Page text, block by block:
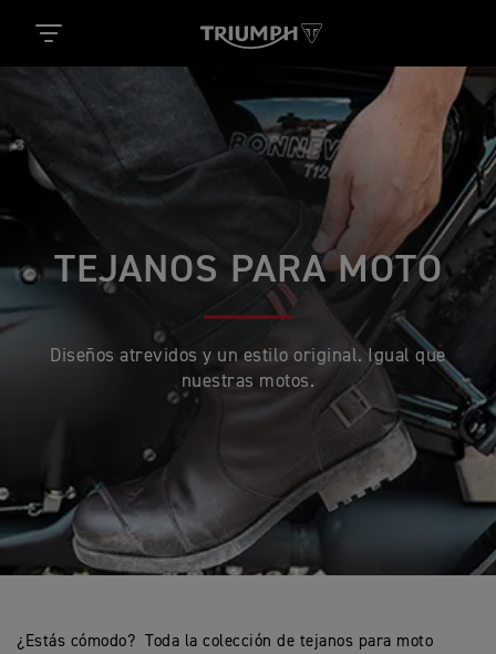
TEJANOS PARA MOTO
Diseños atrevidos y un estilo original. Igual que
nuestras motos.
¿Estás cómodo? Toda la colección de tejanos para moto